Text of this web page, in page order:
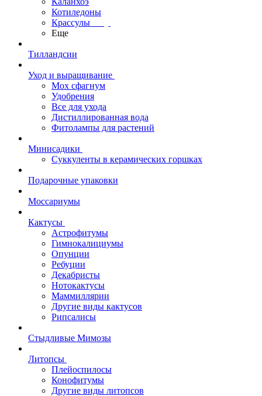
Котиледоны
Крассулы
Еще
Тилландсии
Уход и выращивание
Мох сфагнум
Удобрения
Все для ухода
Дистиллированная вода
Фитолампы для растений
Минисадики
Суккуленты в керамических горшках
Подарочные упаковки
Моссариумы
Кактусы
Астрофитумы
Гимнокалициумы
Опунции
Ребуции
Декабристы
Нотокактусы
Маммиллярии
Другие виды кактусов
Рипсалисы
Стыдливые Мимозы
Литопсы
Плейоспилосы
Конофитумы
Другие виды литопсов